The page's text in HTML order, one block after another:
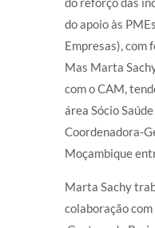
do apoio às
Empresas), com
Mas Marta
com o CAM,
área Sócio
Coordenadora-
Moçambique
Marta Sachy
colaboração com